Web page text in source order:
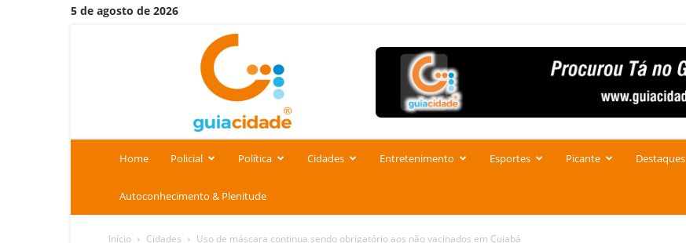
5 de agosto de 2026
Home Policial Política Cidades Entretenimento Esportes Picante Destaques
Autoconhecimento & Plenitude
Início Cidades Uso de máscara continua sendo obrigatório aos não vacinados em Cuiabá